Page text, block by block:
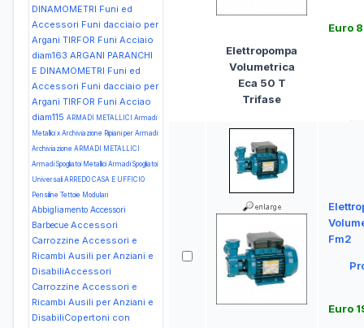
DINAMOMETRI Funi ed
Accessori Funi dacciaio per
Argani TIRFOR Funi Acciaio
diam163 ARGANI PARANCHI
E DINAMOMETRI Funi ed
Accessori Funi dacciaio per
Argani TIRFOR Funi Acciao
diam115 ARMADI METALLICI Armadi
Metallici x Archiviazione Ripiani per Armadi
Archiviazione ARMADI METALLICI
Armadi Spogliatoi Metallici Armadi Spogliatoi
UniversaliARREDO CASA E UFFICIO
Pensiline Tettoie Modulari
Abbigliamento Accessori
Barbecue Accessori
Carrozzine Accessori e
Ricambi Ausili per Anziani e
DisabiliAccessori
Carrozzine Accessori e
Ricambi Ausili per Anziani e
DisabiliCopertoni con
Elettropompa
Volumetrica
Eca 50 T
Trifase
Euro
Fm2
Euro